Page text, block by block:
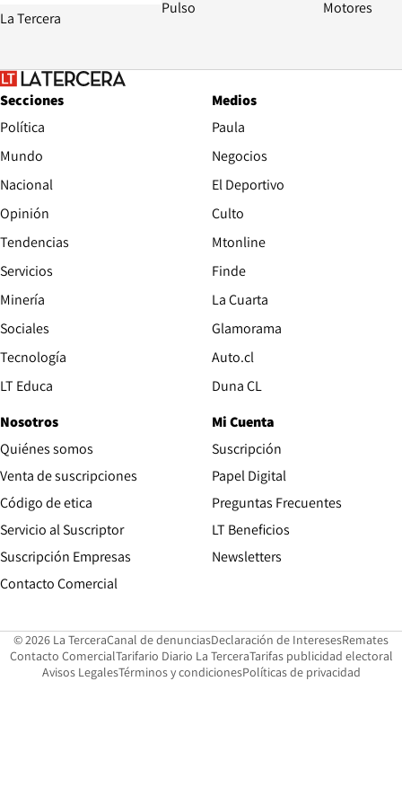
La Tercera
Pulso Motores
Secciones
Política
Mundo
Nacional
Opinión
Tendencias
Servicios
Minería
Sociales
Tecnología
LT Educa
Medios
Paula
Negocios
El Deportivo
Culto
Mtonline
Finde
La Cuarta
Glamorama
Auto.clOpens in new window
Duna CLOpens in new window
Nosotros
Quiénes somos
Venta de suscripciones
Código de etica Opens in new window
Servicio al Suscriptor
Suscripción Empresas
Contacto ComercialOpens in new window
Mi Cuenta
Suscripción
Papel DigitalOpens in new
Preguntas Frecuentes
LT Beneficios
Newsletters
© 2026 La TerceraCanal de denunciasOpens in new window
Declaración de InteresesOpens in
Remates
Contacto ComercialOpens in new window
Tarifario Diario La TerceraOpens in new window
Tarifas publicidad electoral
Avisos LegalesOpens in new window
Términos y condicionesPolíticas de privacidad